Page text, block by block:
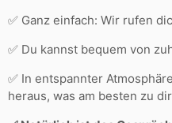
✅ Ganz einfach: Wir rufen
✅ Du kannst bequem von
✅ In entspannter
heraus, was am besten zu